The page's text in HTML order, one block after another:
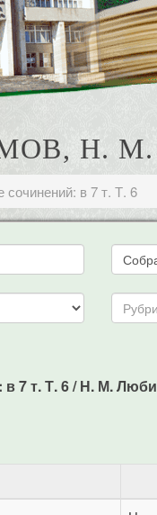
Н. М.
сочинений: в 7 т. Т. 6
т. Т. 6 / Н. М.